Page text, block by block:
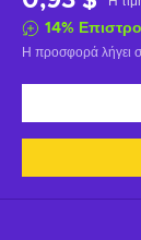
14%
Η προσφορά λήγει